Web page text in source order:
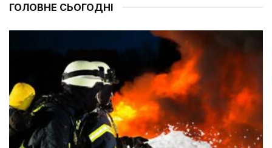
ГОЛОВНЕ СЬОГОДНІ